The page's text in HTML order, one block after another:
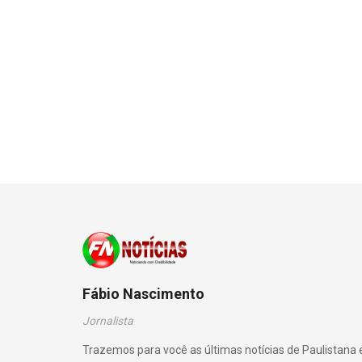
Fábio Nascimento
Jornalista
Trazemos para você as últimas notícias de Paulistana